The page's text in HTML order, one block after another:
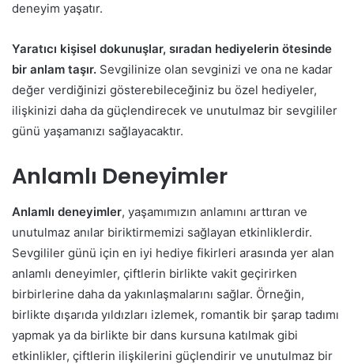
deneyim yaşatır.
Yaratıcı kişisel dokunuşlar, sıradan hediyelerin ötesinde
bir anlam taşır. Sevgilinize olan sevginizi ve ona ne kadar
değer verdiğinizi gösterebileceğiniz bu özel hediyeler,
ilişkinizi daha da güçlendirecek ve unutulmaz bir sevgililer
günü yaşamanızı sağlayacaktır.
Anlamlı Deneyimler
Anlamlı deneyimler, yaşamımızın anlamını arttıran ve
unutulmaz anılar biriktirmemizi sağlayan etkinliklerdir.
Sevgililer günü için en iyi hediye fikirleri arasında yer alan
anlamlı deneyimler, çiftlerin birlikte vakit geçirirken
birbirlerine daha da yakınlaşmalarını sağlar. Örneğin,
birlikte dışarıda yıldızları izlemek, romantik bir şarap tadımı
yapmak ya da birlikte bir dans kursuna katılmak gibi
etkinlikler, çiftlerin ilişkilerini güçlendirir ve unutulmaz bir